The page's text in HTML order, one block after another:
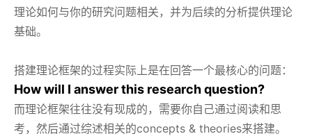
理论如何与你的研究问题相关，并为后续的分析提供理论
基础。
搭建理论框架的过程实际上是在回答一个最核心的问题：
How will I answer this research question?
而理论框架往往没有现成的，需要你自己通过阅读和思
考，然后通过综述相关的concepts & theories来搭建。